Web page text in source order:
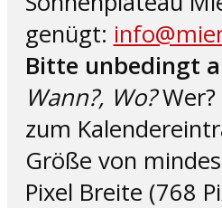
genügt:
Bitte unbedingt
Wann?, Wo?Wer?
zum
Größe von
Pixel Breite (768